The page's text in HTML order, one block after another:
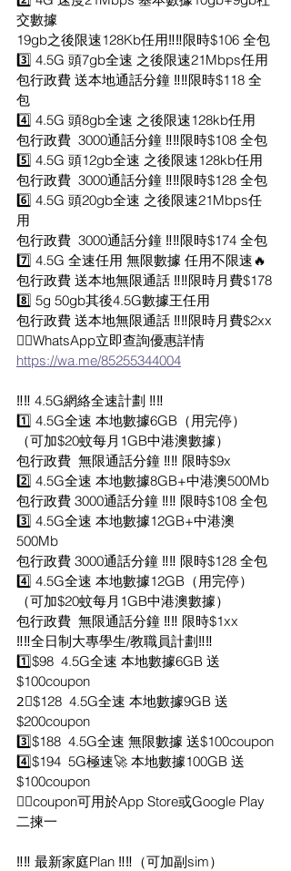
交數據
19gb之後限速128Kb任用‼️‼️限時$106 全包
3️⃣ 4.5G 頭7gb全速 之後限速21Mbps任用
包行政費 送本地通話分鐘 ‼️‼️限時$118 全
包
4️⃣ 4.5G 頭8gb全速 之後限速128kb任用
包行政費  3000通話分鐘 ‼️‼️限時$108 全包
5️⃣ 4.5G 頭12gb全速 之後限速128kb任用
包行政費  3000通話分鐘 ‼️‼️限時$128 全包
6️⃣ 4.5G 頭20gb全速 之後限速21Mbps任
用
包行政費  3000通話分鐘 ‼️‼️限時$174 全包
7️⃣ 4.5G 全速任用 無限數據 任用不限速🔥
包行政費 送本地無限通話 ‼️‼️限時月費$178
8️⃣ 5g 50gb其後4.5G數據王任用
包行政費 送本地無限通話 ‼️‼️限時月費$2xx
👉🏼WhatsApp立即查詢優惠詳情
https://wa.me/85255344004
‼️‼️ 4.5G網絡全速計劃 ‼️‼️
1️⃣ 4.5G全速 本地數據6GB（用完停）
（可加$20蚊每月1GB中港澳數據）
包行政費  無限通話分鐘 ‼️‼️ 限時$9x
2️⃣ 4.5G全速 本地數據8GB+中港澳500Mb
包行政費 3000通話分鐘 ‼️‼️ 限時$108 全包
3️⃣ 4.5G全速 本地數據12GB+中港澳
500Mb
包行政費 3000通話分鐘 ‼️‼️ 限時$128 全包
4️⃣ 4.5G全速 本地數據12GB（用完停）
（可加$20蚊每月1GB中港澳數據）
包行政費  無限通話分鐘 ‼️‼️ 限時$1xx
‼️‼️全日制大專學生/教職員計劃‼️‼️
1️⃣$98  4.5G全速 本地數據6GB 送
$100coupon
2⃣$128  4.5G全速 本地數據9GB 送
$200coupon
3️⃣$188  4.5G全速 無限數據 送$100coupon
4️⃣$194  5G極速🚀 本地數據100GB 送
$100coupon
👉🏼coupon可用於App Store或Google Play
二揀一
‼️‼️ 最新家庭Plan ‼️‼️（可加副sim）